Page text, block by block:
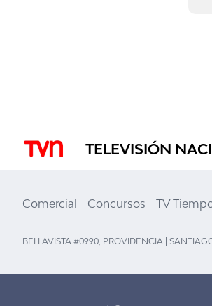
TELEVISIÓN
Comercial Concursos TV
BELLAVISTA #0990, PROVIDENCIA |